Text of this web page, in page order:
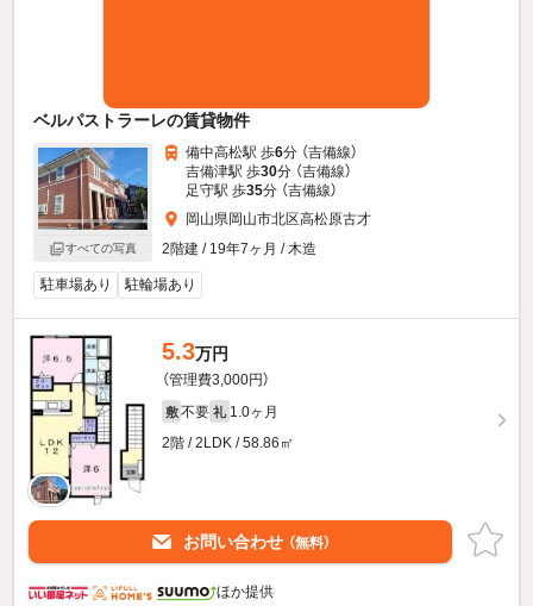
ベルパストラーレの賃貸物件
すべての写真
備中高松駅 歩6分 （吉備線）
吉備津駅 歩30分 （吉備線）
足守駅 歩35分 （吉備線）
岡山県岡山市北区高松原古才
2階建 / 19年7ヶ月 / 木造
駐車場あり 駐輪場あり
5.3万円
（管理費3,000円）
敷 不要 礼 1.0ヶ月
2階 / 2LDK / 58.86㎡
お問い合わせ （無料）
ほか提供